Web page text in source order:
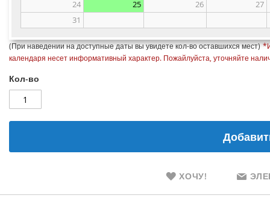
24
25 26
27
31
(При наведении на доступные даты вы увидете кол-во оставшихся мест)
календаря несет информативный характер. Пожайлуйста, уточняйте
Кол-во
ХОЧУ!